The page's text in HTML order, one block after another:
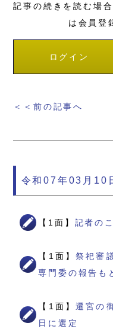
記事の続きを読む場
は会員登
ログイン
＜＜前の記事へ
令和07年03月10
【1面】 記者の
【1面】祭祀審
専門委の報告も
【1面】遷宮の
日に選定